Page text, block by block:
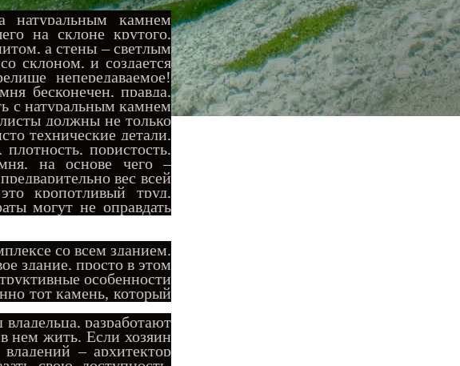
натуральным камнем
на склоне крутого,
а стены – светлым
склоном, и создается
непередаваемое!
бесконечен, правда,
с натуральным камнем
должны не только
технические детали,
пористость,
на основе чего –
вес всей
кропотливый труд,
могут не оправдать
со всем зданием.
здание, просто в этом
особенности
тот камень, который
разработают
нем жить. Если хозяин
владений – архитектор